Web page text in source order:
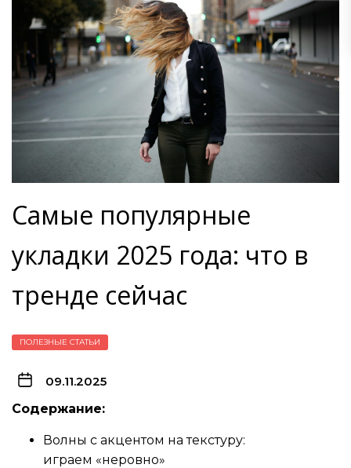
Самые популярные
укладки 2025 года: что в
тренде сейчас
ПОЛЕЗНЫЕ СТАТЬИ
09.11.2025
Содержание:
Волны с акцентом на текстуру:
играем «неровно»